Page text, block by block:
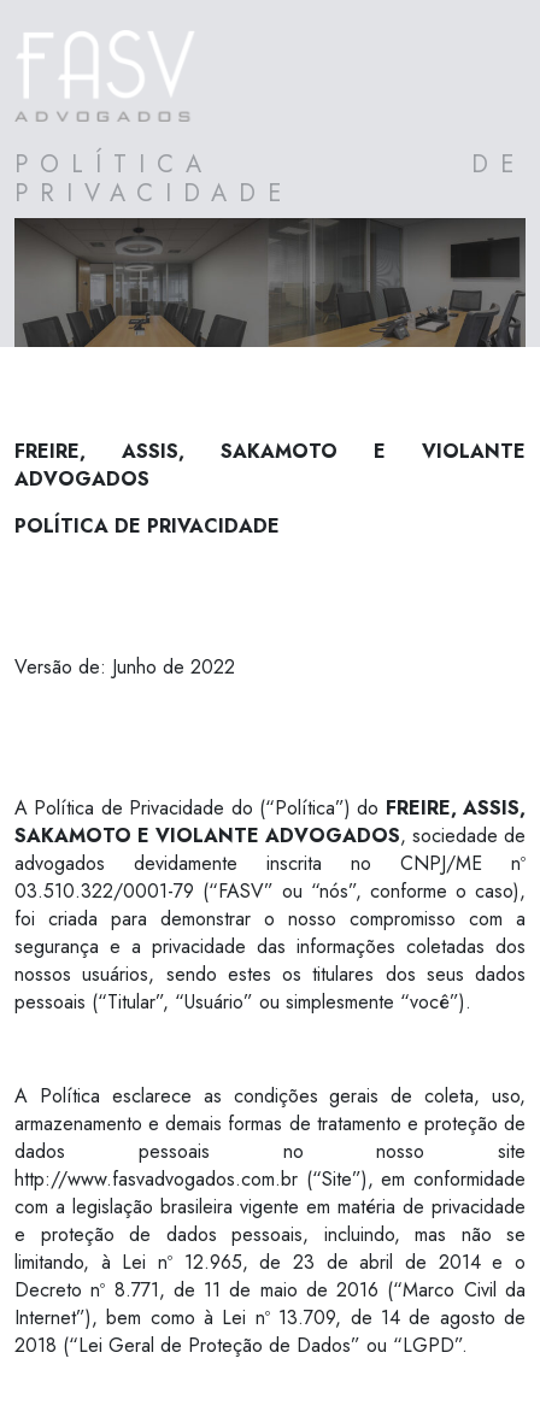
POLÍTICA DE
PRIVACIDADE
FREIRE, ASSIS, SAKAMOTO E VIOLANTE
ADVOGADOS
POLÍTICA DE PRIVACIDADE
Versão de: Junho de 2022
A Política de Privacidade do (“Política”) do FREIRE, ASSIS,
SAKAMOTO E VIOLANTE ADVOGADOS, sociedade de
advogados devidamente inscrita no CNPJ/ME nº
03.510.322/0001-79 (“FASV” ou “nós”, conforme o caso),
foi criada para demonstrar o nosso compromisso com a
segurança e a privacidade das informações coletadas dos
nossos usuários, sendo estes os titulares dos seus dados
pessoais (“Titular”, “Usuário” ou simplesmente “você”).
A Política esclarece as condições gerais de coleta, uso,
armazenamento e demais formas de tratamento e proteção de
dados pessoais no nosso site
http://www.fasvadvogados.com.br (“Site”), em conformidade
com a legislação brasileira vigente em matéria de privacidade
e proteção de dados pessoais, incluindo, mas não se
limitando, à Lei nº 12.965, de 23 de abril de 2014 e o
Decreto nº 8.771, de 11 de maio de 2016 (“Marco Civil da
Internet”), bem como à Lei nº 13.709, de 14 de agosto de
2018 (“Lei Geral de Proteção de Dados” ou “LGPD”.